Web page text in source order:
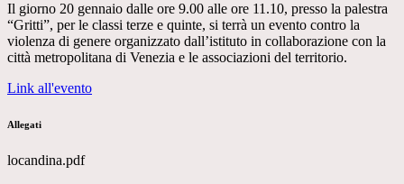
Il giorno 20 gennaio dalle ore 9.00 alle ore 11.10, presso la palestra
“Gritti”, per le classi terze e quinte, si terrà un evento contro la
violenza di genere organizzato dall’istituto in collaborazione con la
città metropolitana di Venezia e le associazioni del territorio.
Link all'evento
Allegati
locandina.pdf